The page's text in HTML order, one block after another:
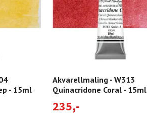
- 15ml
Akvarellmaling - W313
Quinacridone Coral - 15ml
235,-